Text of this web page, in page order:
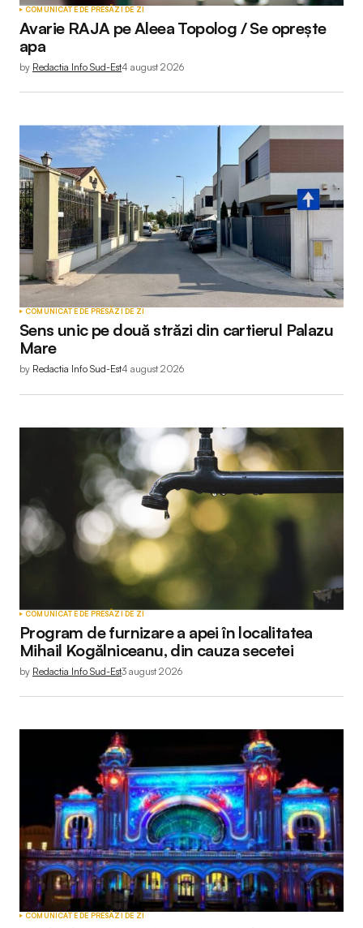
COMUNICATE DE PRESĂZI DE ZI
Avarie RAJA pe Aleea Topolog / Se oprește
apa
by Redactia Info Sud-Est4 august 2026
COMUNICATE DE PRESĂZI DE ZI
Sens unic pe două străzi din cartierul Palazu
Mare
by Redactia Info Sud-Est4 august 2026
COMUNICATE DE PRESĂZI DE ZI
Program de furnizare a apei în localitatea
Mihail Kogălniceanu, din cauza secetei
by Redactia Info Sud-Est3 august 2026
COMUNICATE DE PRESĂZI DE ZI